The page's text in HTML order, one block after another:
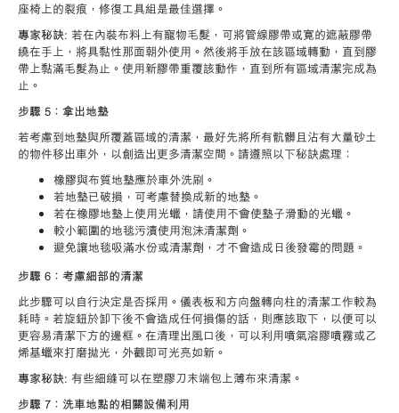
座椅上的裂痕，修復工具組是最佳選擇。
專家秘訣: 若在內裝布料上有寵物毛髮，可將管線膠帶或寛的遮蔽膠帶
繞在手上，將具黏性那面朝外使用。然後將手放在該區域轉動，直到膠
帶上黏滿毛髮為止。使用新膠帶重覆該動作，直到所有區域清潔完成為
止。
步驟 5：拿出地墊
若考慮到地墊與所覆蓋區域的清潔，最好先將所有骯髒且沾有大量砂土
的物件移出車外，以創造出更多清潔空間。請遵照以下秘訣處理：
橡膠與布質地墊應於車外洗刷。
若地墊已破損，可考慮替換成新的地墊。
若在橡膠地墊上使用光蠟，請使用不會使墊子滑動的光蠟。
較小範圍的地毯污漬使用泡沬清潔劑。
避免讓地毯吸滿水份或清潔劑，才不會造成日後發霉的問題。
步驟 6：考慮細部的清潔
此步驟可以自行決定是否採用。儀表板和方向盤轉向柱的清潔工作較為
耗時。若旋鈕於卸下後不會造成任何損傷的話，則應該取下，以便可以
更容易清潔下方的邊框。在清理出風口後，可以利用噴氣溶膠噴霧或乙
烯基蠟來打磨拋光，外觀即可光亮如新。
專家秘訣: 有些細縫可以在塑膠刀末端包上薄布來清潔。
步驟 7：洗車地點的相關設備利用